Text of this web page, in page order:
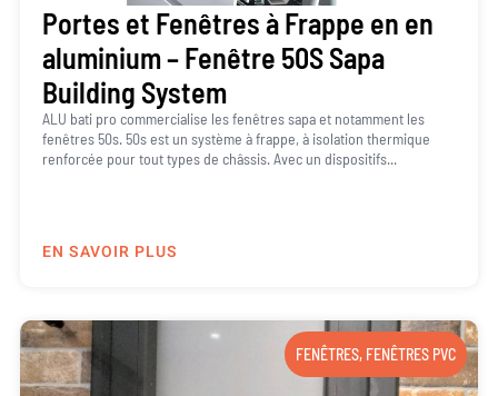
Portes et Fenêtres à Frappe en en
aluminium – Fenêtre 50S Sapa
Building System
ALU bati pro commercialise les fenêtres sapa et notamment les
fenêtres 50s. 50s est un système à frappe, à isolation thermique
renforcée pour tout types de châssis. Avec un dispositifs...
EN SAVOIR PLUS
FENÊTRES, FENÊTRES PVC